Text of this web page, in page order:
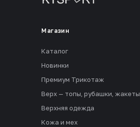
Магазин
Каталог
Новинки
Премиум Трикотаж
Верх — топы, рубашки, жакеты
Верхняя одежда
Кожа и мех